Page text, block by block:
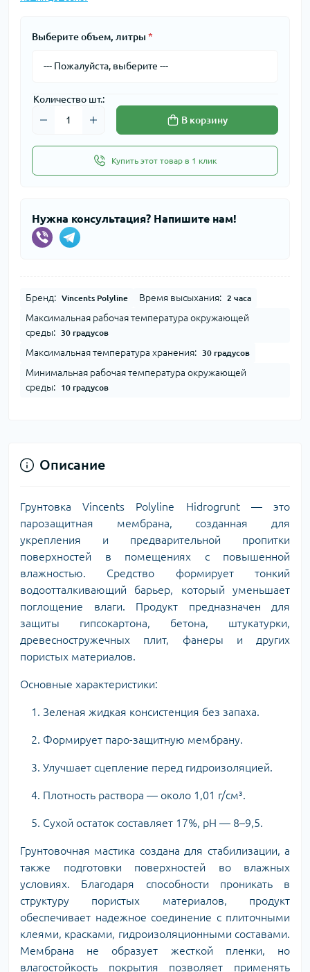
Выберите объем, литры *
Количество шт.:
В корзину
Купить этот товар в 1 клик
Нужна консультация? Напишите нам!
Бренд: Vincents Polyline Время высыхания: 2 часа
Максимальная рабочая температура окружающей
среды:
30 градусов
Максимальная температура хранения: 30 градусов
Минимальная рабочая температура окружающей
среды:
10 градусов
Описание
Грунтовка Vincents Polyline Hidrogrunt — это
парозащитная мембрана, созданная для
укрепления и предварительной пропитки
поверхностей в помещениях с повышенной
влажностью. Средство формирует тонкий
водоотталкивающий барьер, который уменьшает
поглощение влаги. Продукт предназначен для
защиты гипсокартона, бетона, штукатурки,
древесностружечных плит, фанеры и других
пористых материалов.
Основные характеристики:
1. Зеленая жидкая консистенция без запаха.
2. Формирует паро-защитную мембрану.
3. Улучшает сцепление перед гидроизоляцией.
4. Плотность раствора — около 1,01 г/см³.
5. Сухой остаток составляет 17%, pH — 8–9,5.
Грунтовочная мастика создана для стабилизации, а
также подготовки поверхностей во влажных
условиях. Благодаря способности проникать в
структуру пористых материалов, продукт
обеспечивает надежное соединение с плиточными
клеями, красками, гидроизоляционными составами.
Мембрана не образует жесткой пленки, но
влагостойкость покрытия позволяет применять